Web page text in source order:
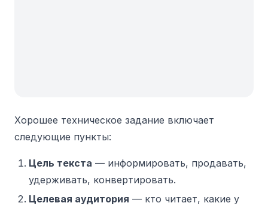
Хорошее техническое задание включает
следующие пункты:
Цель текста — информировать, продавать,
удерживать, конвертировать.
Целевая аудитория — кто читает, какие у